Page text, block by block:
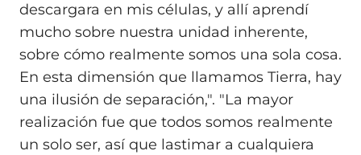
descargara en mis células, y allí aprendí
mucho sobre nuestra unidad inherente,
sobre cómo realmente somos una sola cosa.
En esta dimensión que llamamos Tierra, hay
una ilusión de separación,". "La mayor
realización fue que todos somos realmente
un solo ser, así que lastimar a cualquiera